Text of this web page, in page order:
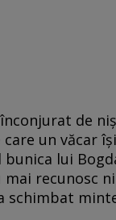
de
un văcar
lui
recunosc
schimbat